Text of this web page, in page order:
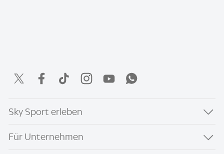
Sky Sport erleben
Für Unternehmen